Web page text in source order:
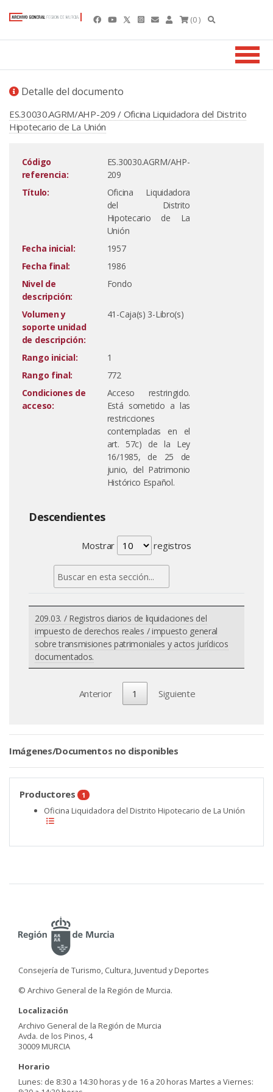
(0 )
Detalle del documento
ES.30030.AGRM/AHP-209 / Oficina Liquidadora del Distrito
Hipotecario de La Unión
Código
referencia:
ES.30030.AGRM/AHP-
209
Título:
Oficina Liquidadora
del Distrito
Hipotecario de La
Unión
Fecha inicial:
1957
Fecha final:
1986
Nivel de
descripción:
Fondo
Volumen y
soporte unidad
de descripción:
41-Caja(s) 3-Libro(s)
Rango inicial:
1
Rango final:
772
Condiciones de
acceso:
Acceso restringido.
Está sometido a las
restricciones
contempladas en el
art. 57c) de la Ley
16/1985, de 25 de
junio, del Patrimonio
Histórico Español.
Descendientes
Mostrar registros
209.03. / Registros diarios de liquidaciones del
impuesto de derechos reales / impuesto general
sobre transmisiones patrimoniales y actos jurídicos
documentados.
Anterior 1 Siguiente
Imágenes/Documentos no disponibles
Productores 1
Oficina Liquidadora del Distrito Hipotecario de La Unión
Consejería de Turismo, Cultura, Juventud y Deportes
© Archivo General de la Región de Murcia.
Localización
Archivo General de la Región de Murcia
Avda. de los Pinos, 4
30009 MURCIA
Horario
Lunes: de 8:30 a 14:30 horas y de 16 a 20 horas Martes a Viernes: